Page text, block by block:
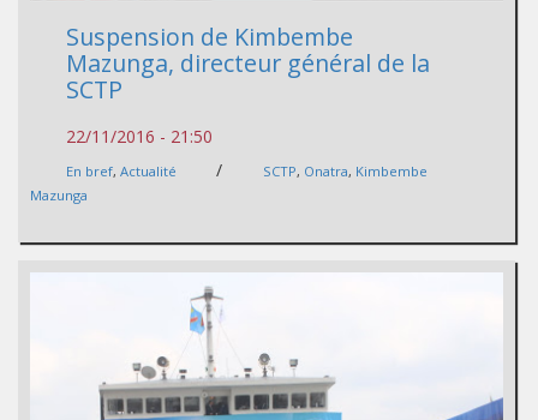
Suspension de Kimbembe
Mazunga, directeur général de la
SCTP
22/11/2016 - 21:50
En bref, Actualité / SCTP, Onatra, Kimbembe
Mazunga